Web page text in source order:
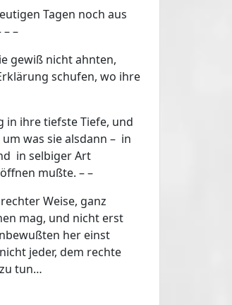
Tagen noch aus
–
gewiß nicht ahnten,
schufen, wo ihre
in ihre tiefste Tiefe, und
was sie alsdann – in
in selbiger Art
mußte. – –
Weise, ganz
mag, und nicht erst
her einst
jeder, dem rechte
tun…